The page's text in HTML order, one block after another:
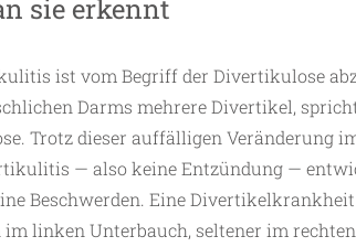
sie erkennt
ist vom Begriff der Divertikulose
Darms mehrere Divertikel,
Trotz dieser auffälligen Veränderung
— also keine Entzündung —
Beschwerden. Eine
im linken Unterbauch, seltener im